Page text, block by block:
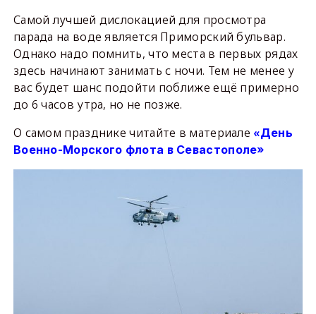
Самой лучшей дислокацией для просмотра
парада на воде является Приморский бульвар.
Однако надо помнить, что места в первых рядах
здесь начинают занимать с ночи. Тем не менее у
вас будет шанс подойти поближе ещё примерно
до 6 часов утра, но не позже.
О самом празднике читайте в материале «День
Военно-Морского флота в Севастополе»